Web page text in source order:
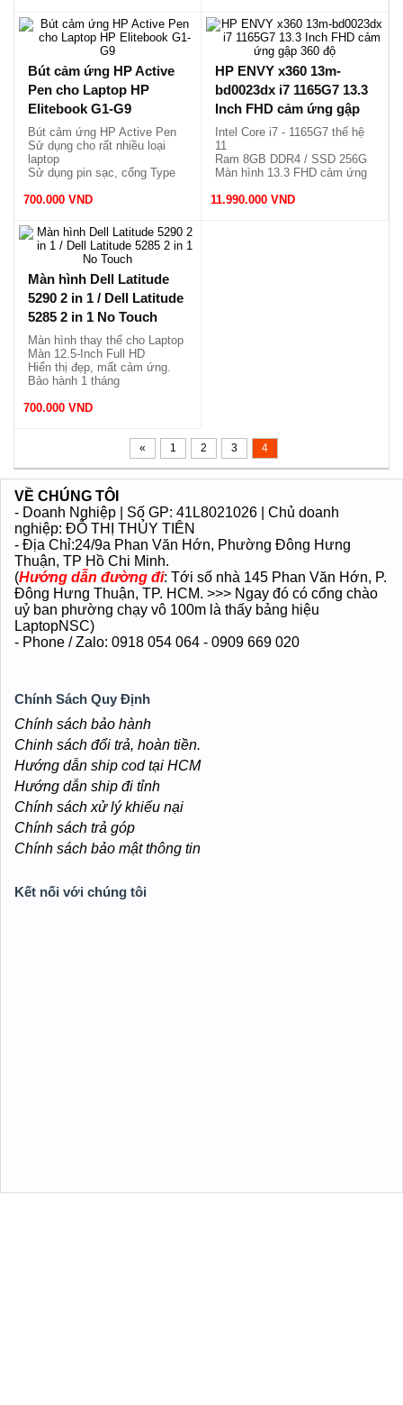
Bút cảm ứng HP Active
Pen cho Laptop HP
Elitebook G1-G9
Bút cảm ứng HP Active Pen
Sử dụng cho rất nhiều loại
laptop
Sử dụng pin sạc, cổng Type
Viết cảm ứng mới nguyên
700.000 VND
HP ENVY x360 13m-
bd0023dx i7 1165G7 13.3
Inch FHD cảm ứng gập
360 độ
Intel Core i7 - 1165G7 thế hệ
11
Ram 8GB DDR4 / SSD 256G
Màn hình 13.3 FHD cảm ứng
Vỏ nhôm, siêu mỏng, nhẹ
11.990.000 VND
Màn hình Dell Latitude
5290 2 in 1 / Dell Latitude
5285 2 in 1 No Touch
Màn hình thay thế cho Laptop
Màn 12.5-Inch Full HD
Hiển thị đẹp, mất cảm ứng.
Bảo hành 1 tháng
700.000 VND
« 1 2 3 4
VỀ CHÚNG TÔI
- Doanh Nghiệp | Số GP: 41L8021026 | Chủ doanh
nghiệp: ĐỖ THỊ THỦY TIÊN
- Địa Chỉ:24/9a Phan Văn Hớn, Phường Đông Hưng
Thuận, TP Hồ Chi Minh.
(Hướng dẫn đường đi: Tới số nhà 145 Phan Văn Hớn, P.
Đông Hưng Thuận, TP. HCM. >>> Ngay đó có cổng chào
uỷ ban phường chạy vô 100m là thấy bảng hiệu
LaptopNSC)
- Phone / Zalo: 0918 054 064 - 0909 669 020
Chính Sách Quy Định
Chính sách bảo hành
Chinh sách đổi trả, hoàn tiền.
Hướng dẫn ship cod tại HCM
Hướng dẫn ship đi tỉnh
Chính sách xử lý khiếu nại
Chính sách trả góp
Chính sách bảo mật thông tin
Kết nối với chúng tôi